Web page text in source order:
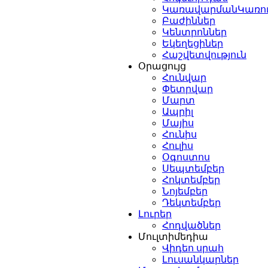
Բաժիններ
Կենտրոններ
Եկեղեցիներ
Հաշվետվություն
Օրացույց
Հունվար
Փետրվար
Մարտ
Ապրիլ
Մայիս
Հունիս
Հուլիս
Օգոստոս
Սեպտեմբեր
Հոկտեմբեր
Նոյեմբեր
Դեկտեմբեր
Լուրեր
Հոդվածներ
Մուլտիմեդիա
Վիդեո սրահ
Լուսանկարներ